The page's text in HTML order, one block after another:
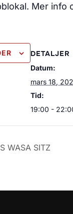
Mer info
DETALJER
Datum:
mars 18,
Tid:
19:00 -
WASA SITZ